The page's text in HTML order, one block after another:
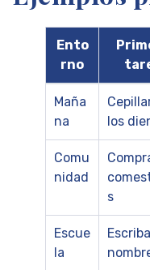
Ento
rno
Maña
na
los
Comu
nidad
s
Escue
la